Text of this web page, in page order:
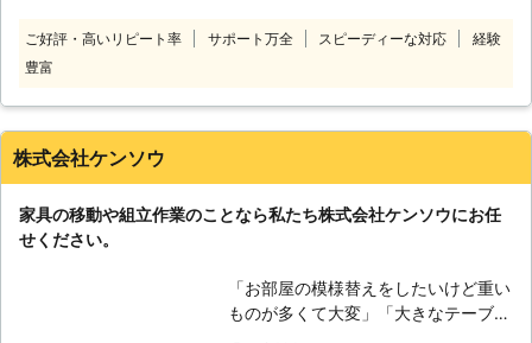
ものが壊れてしまうおそれもあるので
す。「自分では難しいかな」そう思っ
家具の吊り上げ・吊り下げも承りま
す！ 家具の移動や配置はもちろんの
り下げによって窓から搬入するお手伝
いも可能です。ベッドやソファなどの
らない」または反対に「処分したいけ
ど家から出せない」ということもあり
ます。そのような家具移動のときに
い！ 【家具組立・移動】 こんなとき
いとき。 ・部屋の模様替えのため家
すること以外はどんな相談も受付いた
します！ お客様の「困ったこと」が
ご好評・高いリピート率 サポート万全 スピーディーな対応
経験
豊富
株式会社ケンソウ
家具の移動や組立作業のことなら私たち株式会社ケンソウにお任
せください。
「お部屋の模様替えをしたいけど重い
ものが多くて大変」「大きなテーブル